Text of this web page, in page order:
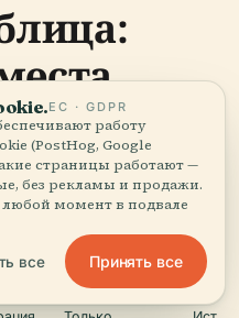
Общественный
доступ
Мероприятия/
экскурсии
фасад,
ЕС · GDPR
работу
(PostHog, Google
страницы работают —
без рекламы и продажи.
момент в подвале
все Принять все